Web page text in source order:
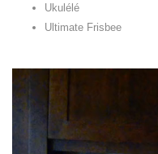
Ukulélé
Ultimate Frisbee
Lecteur
vidéo